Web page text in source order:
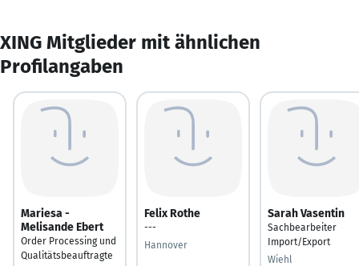
XING Mitglieder mit ähnlichen
Profilangaben
Mariesa -
Melisande Ebert
Order Processing und
Qualitätsbeauftragte
Felix Rothe
---
Hannover
Sarah Vasentin
Sachbearbeiter
Import/Export
Wiehl